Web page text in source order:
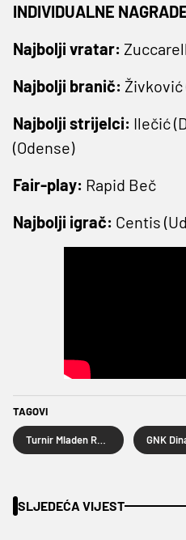
INDIVIDUALNE
Najbolji vratar:
Najbolji branič: Živković
Najbolji strijelci: Ilečić
(Odense)
Fair-play: Rapid Beč
Najbolji igrač: Centis
TAGOVI
GNK
SLJEDEĆA VIJEST